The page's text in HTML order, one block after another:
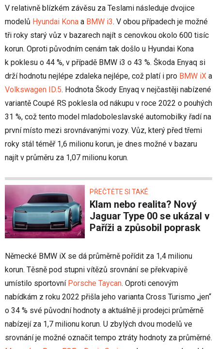
V relativně blízkém závěsu za Teslami následuje dvojice
modelů Hyundai Kona a BMW i3. V obou případech je možné
tři roky starý vůz v bazarech najít s cenovkou okolo 600 tisíc
korun. Oproti původním cenám tak došlo u Hyundai Kona
k poklesu o 44 %, v případě BMW i3 o 43 %. Škoda Enyaq si
drží hodnotu nejlépe zdaleka nejlépe, což platí i pro BMW iX a
Volkswagen ID.5. Hodnota Škody Enyaq v nejčastěji nabízené
variantě Coupé RS poklesla od nákupu v roce 2022 o pouhých
31 %, což tento model mladoboleslavské automobilky řadí na
první místo mezi srovnávanými vozy. Vůz, který před třemi
roky stál téměř 1,6 milionu korun, je dnes možné v bazaru
najít v průměru za 1,07 milionu korun.
PŘEČTĚTE SI TAKÉ
Klam nebo realita? Nový
Jaguar Type 00 se ukázal v
Paříži a způsobil poprask
Německé BMW iX se dá průměrně pořídit za 1,4 milionu
korun. Těsně pod stupni vítězů srovnání se překvapivě
umístilo sportovní Porsche Taycan. Oproti cenovým
nabídkám z roku 2022 přišla jeho varianta Cross Turismo „jen“
o 34 % své původní hodnoty a aktuálně ji prodejci průměrně
nabízejí za 1,7 milionu korun. U zbylých dvou modelů ve
srovnání je možné označit tempo ztráty hodnoty za průměrné.